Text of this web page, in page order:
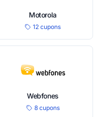
Motorola
12 cupons
Webfones
8 cupons